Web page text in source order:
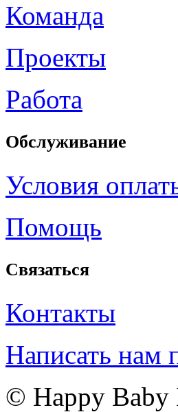
Команда
Проекты
Работа
Обслуживание
Условия
Помощь
Связаться
Контакты
Написать нам
© Happy Baby